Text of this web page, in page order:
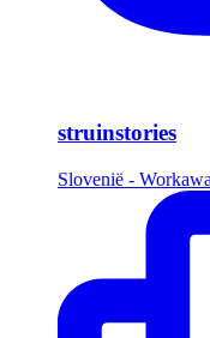
struinstories
Slovenië -